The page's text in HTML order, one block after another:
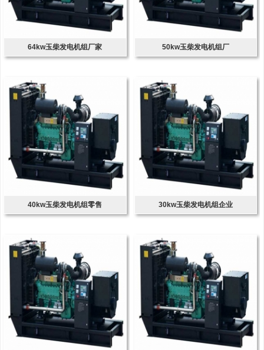
64kw玉柴发电机组厂家 50kw玉柴发电机组厂
40kw玉柴发电机组零售 30kw玉柴发电机组企业